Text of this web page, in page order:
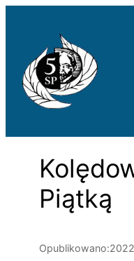
Piątką
Opublikowano: